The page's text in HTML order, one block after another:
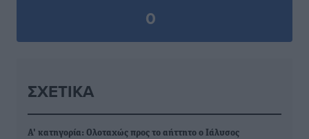
0
ΣΧΕΤΙΚΆ
Α' κατηγορία: Ολοταχώς προς το αήττητο ο Ιάλυσος